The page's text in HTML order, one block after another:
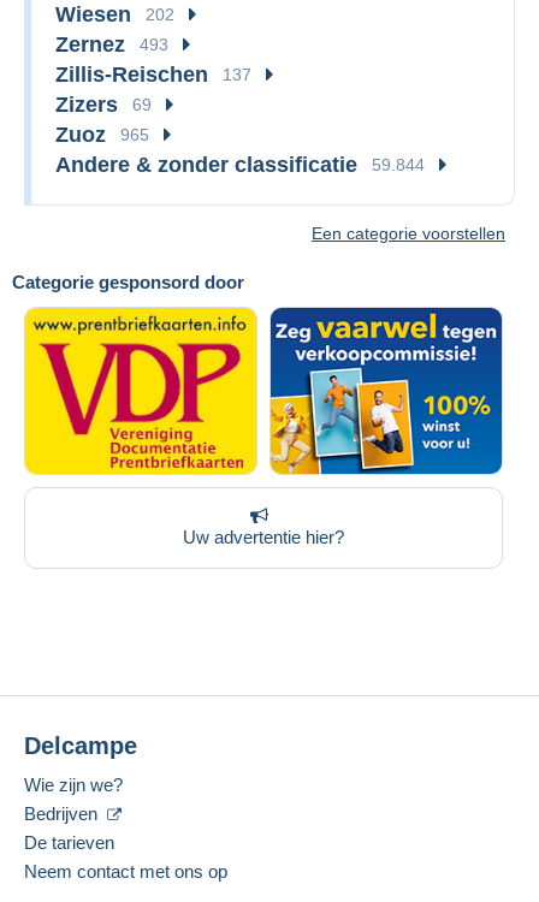
Categorie gesponsord door
Uw advertentie hier?
Wiesen 202
Zernez 493
Zillis-Reischen 137
Zizers 69
Zuoz 965
Andere & zonder classificatie 59.844
Een categorie voorstellen
Delcampe
Wie zijn we?
Bedrijven
De tarieven
Neem contact met ons op